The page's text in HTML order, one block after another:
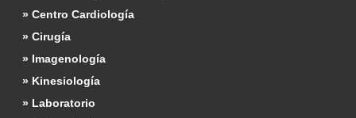
» Centro Cardiología
» Cirugía
» Imagenología
» Kinesiología
» Laboratorio